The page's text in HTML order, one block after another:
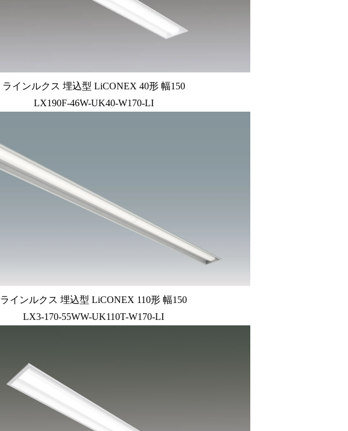
ラインルクス 埋込型 LiCONEX 40形 幅150
LX190F-46W-UK40-W170-LI
ラインルクス 埋込型 LiCONEX 110形 幅150
LX3-170-55WW-UK110T-W170-LI